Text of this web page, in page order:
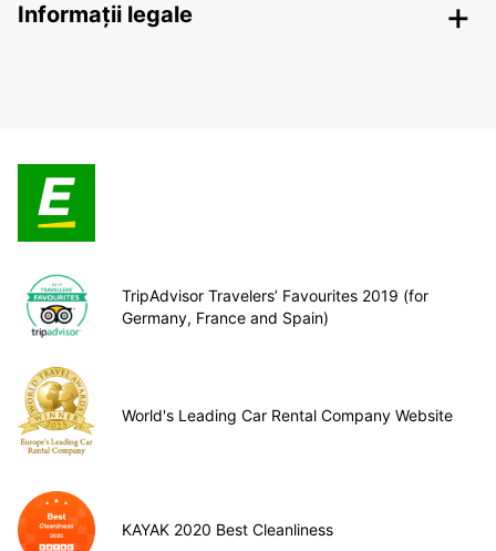
Informații legale
TripAdvisor Travelers’ Favourites 2019 (for
Germany, France and Spain)
World's Leading Car Rental Company Website
KAYAK 2020 Best Cleanliness